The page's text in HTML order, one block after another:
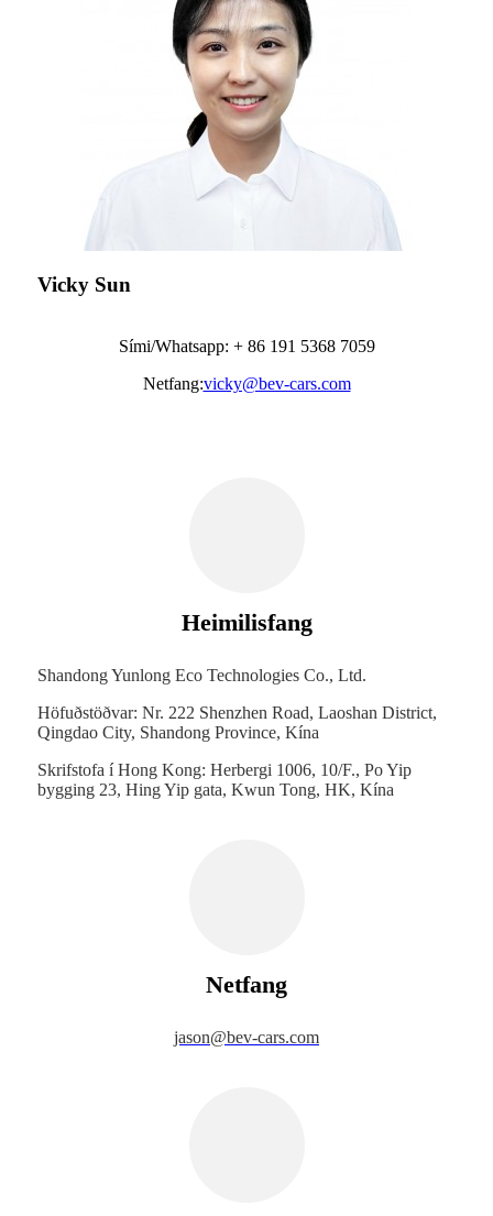
Vicky Sun
Sími/Whatsapp: + 86 191 5368 7059
Netfang:vicky@bev-cars.com
Heimilisfang
Shandong Yunlong Eco Technologies Co., Ltd.
Höfuðstöðvar: Nr. 222 Shenzhen Road, Laoshan District,
Qingdao City, Shandong Province, Kína
Skrifstofa í Hong Kong: Herbergi 1006, 10/F., Po Yip
bygging 23, Hing Yip gata, Kwun Tong, HK, Kína
Netfang
jason@bev-cars.com